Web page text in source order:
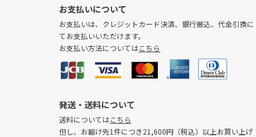
お支払いについて
お支払いは、クレジットカード決済、銀行振込、代金引換に
てお支払いいただけます。
お支払い方法についてはこちら
発送・送料について
送料についてはこちら
但し、お届け先1件につき21,600円（税込）以上お買い上げ